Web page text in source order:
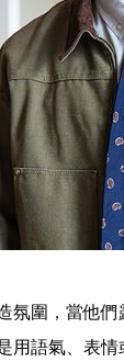
氛圍，當他
用語氣、表